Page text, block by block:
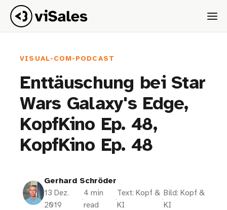
VISUAL-COM-PODCAST
Enttäuschung bei Star
Wars Galaxy's Edge,
KopfKino Ep. 48,
KopfKino Ep. 48
Gerhard Schröder
13 Dez.
2019
·
4 min
read
·
Text: Kopf &
KI
·
Bild: Kopf &
KI